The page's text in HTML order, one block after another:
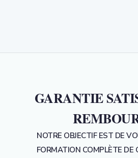
GARANTIE
NOTRE OBJECTIF EST DE
FORMATION COMPLÈTE DE